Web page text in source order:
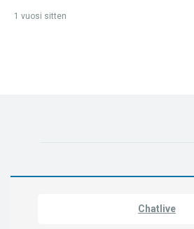
1 vuosi sitten
Chatlive